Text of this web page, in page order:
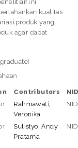
kualitas
produk yang
agar dapat
Contributors
Rahmawati,
Veronika
Sulistyo, Andy
Pratama